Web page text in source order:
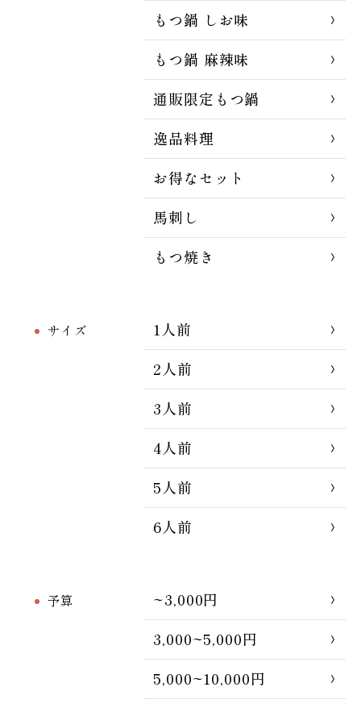
もつ鍋 しお味
もつ鍋 麻辣味
通販限定もつ鍋
逸品料理
お得なセット
馬刺し
もつ焼き
サイズ
1人前
2人前
3人前
4人前
5人前
6人前
予算
~3,000円
3,000~5,000円
5,000~10,000円